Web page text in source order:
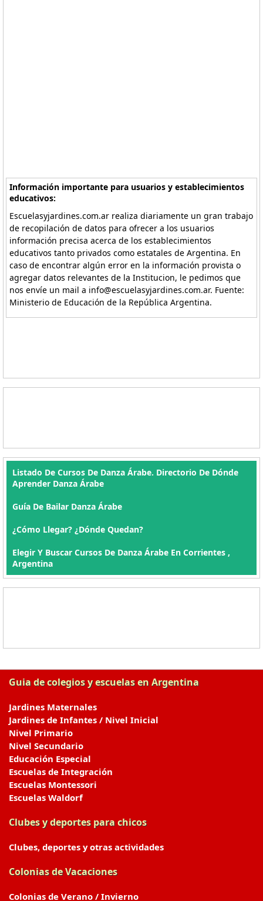
Información importante para usuarios y establecimientos
educativos:
Escuelasyjardines.com.ar realiza diariamente un gran trabajo
de recopilación de datos para ofrecer a los usuarios
información precisa acerca de los establecimientos
educativos tanto privados como estatales de Argentina. En
caso de encontrar algún error en la información provista o
agregar datos relevantes de la Institucion, le pedimos que
nos envíe un mail a info@escuelasyjardines.com.ar. Fuente:
Ministerio de Educación de la República Argentina.
Listado De Cursos De Danza Árabe. Directorio De Dónde
Aprender Danza Árabe
Guía De Bailar Danza Árabe
¿Cómo Llegar? ¿Dónde Quedan?
Elegir Y Buscar Cursos De Danza Árabe En Corrientes ,
Argentina
Guia de colegios y escuelas en Argentina
Jardines Maternales
Jardines de Infantes / Nivel Inicial
Nivel Primario
Nivel Secundario
Educación Especial
Escuelas de Integración
Escuelas Montessori
Escuelas Waldorf
Clubes y deportes para chicos
Clubes, deportes y otras actividades
Colonias de Vacaciones
Colonias de Verano / Invierno